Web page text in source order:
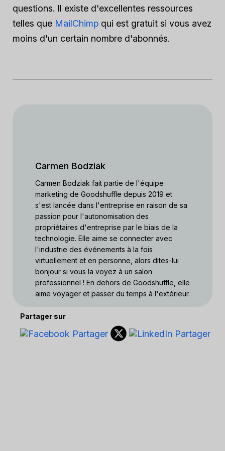
questions. Il existe d'excellentes ressources
telles que MailChimp qui est gratuit si vous avez
moins d'un certain nombre d'abonnés.
Carmen Bodziak
Carmen Bodziak fait partie de l'équipe
marketing de Goodshuffle depuis 2019 et
s'est lancée dans l'entreprise en raison de sa
passion pour l'autonomisation des
propriétaires d'entreprise par le biais de la
technologie. Elle aime se connecter avec
l'industrie des événements à la fois
virtuellement et en personne, alors dites-lui
bonjour si vous la voyez à un salon
professionnel ! En dehors de Goodshuffle, elle
aime voyager et passer du temps à l'extérieur.
Partager sur